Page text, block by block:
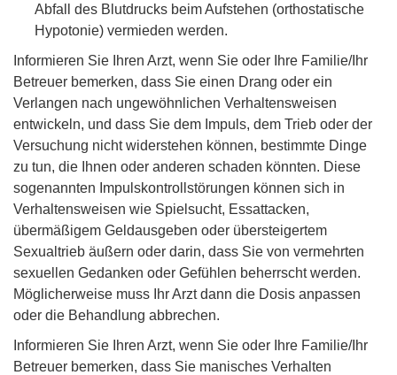
Abfall des Blutdrucks beim Aufstehen (orthostatische
Hypotonie) vermieden werden.
Informieren Sie Ihren Arzt, wenn Sie oder Ihre Familie/Ihr
Betreuer bemerken, dass Sie einen Drang oder ein
Verlangen nach ungewöhnlichen Verhaltensweisen
entwickeln, und dass Sie dem Impuls, dem Trieb oder der
Versuchung nicht widerstehen können, bestimmte Dinge
zu tun, die Ihnen oder anderen schaden könnten. Diese
sogenannten Impulskontrollstörungen können sich in
Verhaltensweisen wie Spielsucht, Essattacken,
übermäßigem Geldausgeben oder übersteigertem
Sexualtrieb äußern oder darin, dass Sie von vermehrten
sexuellen Gedanken oder Gefühlen beherrscht werden.
Möglicherweise muss Ihr Arzt dann die Dosis anpassen
oder die Behandlung abbrechen.
Informieren Sie Ihren Arzt, wenn Sie oder Ihre Familie/Ihr
Betreuer bemerken, dass Sie manisches Verhalten